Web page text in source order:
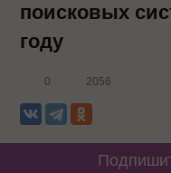
поисковых
году
0 2056